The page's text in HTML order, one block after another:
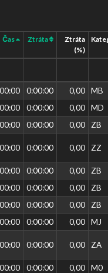
Čas Ztráta
Ztráta
(%)
0:00:00 0,00
MB
0:00:00 0,00
MD
0:00:00 0,00 ZB
0:00:00 0,00 ZZ
0:00:00 0,00
ZB
0:00:00 0,00
ZB
0:00:00 0,00
ZB
0:00:00 0,00 MJ
0:00:00 0,00 ZA
0:00:00 0,00
M0